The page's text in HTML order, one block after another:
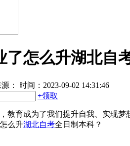
了怎么升湖北自
：
时间：2023-09-02 14:31:46
+领取
教育成为了我们提升自我、实现
么升湖北自考全日制本科？